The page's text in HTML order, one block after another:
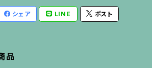
シェア LINE ポスト
品